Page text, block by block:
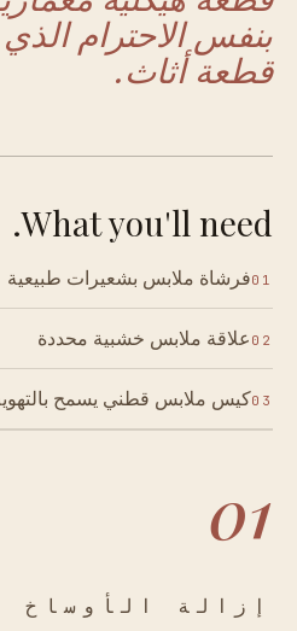
بنفس الاحترام
قطعة أثاث.
What you'll need.
01فرشاة ملابس بشعيرات طبيعية
02 علاقة ملابس خشبية محددة
03كيس ملابس قطني يسمح
01
إزالة الأوساخ